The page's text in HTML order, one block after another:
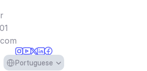
Select Language
Portuguese